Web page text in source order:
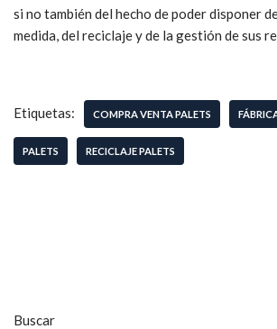
si no también del hecho de poder disponer
medida, del reciclaje y de la gestión de sus
Etiquetas: COMPRA VENTA PALETS
PALETS RECICLAJE PALETS
Buscar